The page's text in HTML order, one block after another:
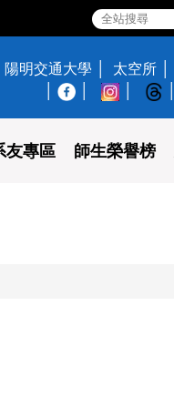
陽明交通大學 太空所
友專區 師生榮譽榜